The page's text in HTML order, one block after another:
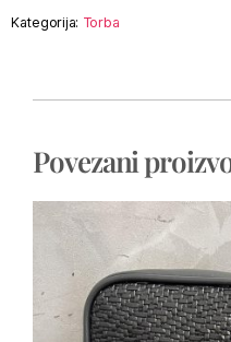
Kategorija: Torba
Povezani